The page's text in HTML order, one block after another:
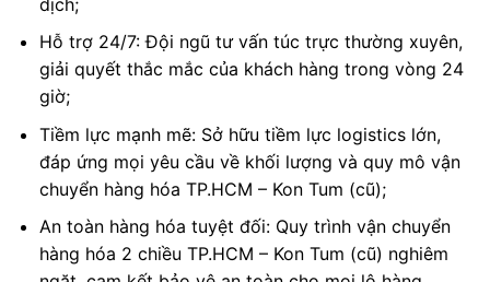
Hỗ trợ 24/7: Đội ngũ tư vấn túc trực thường xuyên,
giải quyết thắc mắc của khách hàng trong vòng 24
giờ;
Tiềm lực mạnh mẽ: Sở hữu tiềm lực logistics lớn,
đáp ứng mọi yêu cầu về khối lượng và quy mô vận
chuyển hàng hóa TP.HCM – Kon Tum (cũ);
An toàn hàng hóa tuyệt đối: Quy trình vận chuyển
hàng hóa 2 chiều TP.HCM – Kon Tum (cũ) nghiêm